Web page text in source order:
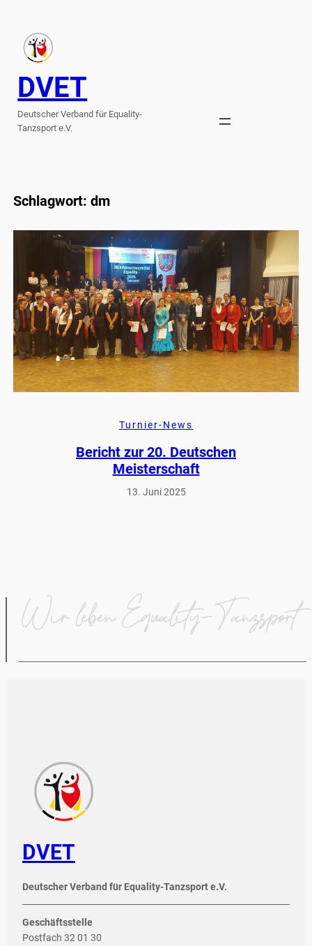
springen
DVET
Deutscher Verband für Equality-
Tanzsport e.V.
Schlagwort: dm
Turnier-News
Bericht zur 20. Deutschen
Meisterschaft
13. Juni 2025
Wir leben Equality-Tanzsport.
DVET
Deutscher Verband für Equality-Tanzsport e.V.
Geschäftsstelle
Postfach 32 01 30